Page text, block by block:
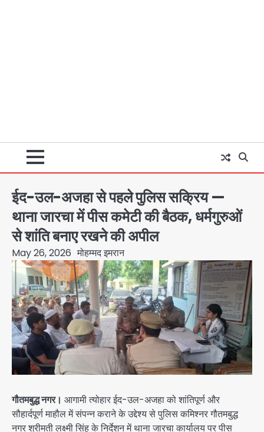
ईद-उल-अजहा से पहले पुलिस सक्रिय —
थाना जारचा में पीस कमेटी की बैठक, धर्मगुरुओं
से शांति बनाए रखने की अपील
May 26, 2026 मोहम्मद इमरान
गौतमबुद्ध नगर। आगामी त्योहार ईद-उल-अजहा को शांतिपूर्ण और
सौहार्दपूर्ण माहौल में संपन्न कराने के उद्देश्य से पुलिस कमिश्नर गौतमबुद्ध
नगर श्रीमती लक्ष्मी सिंह के निर्देशन में थाना जारचा कार्यालय पर पीस